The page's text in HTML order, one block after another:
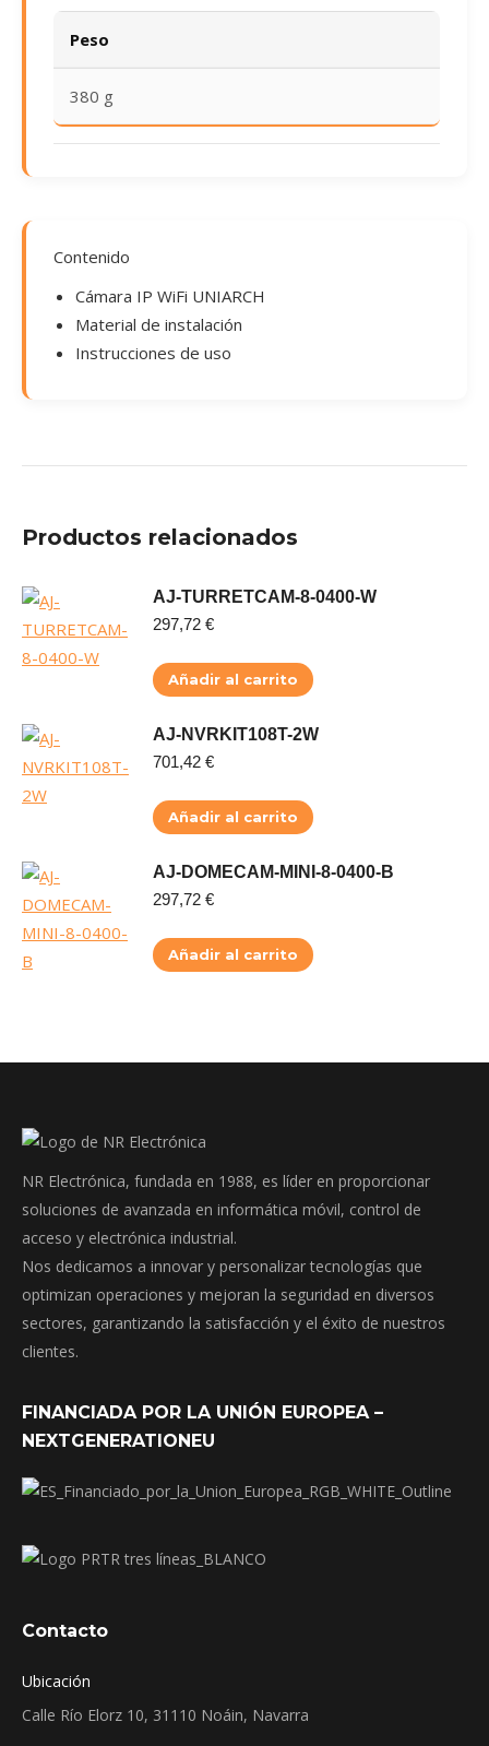
Peso
380 g
Contenido
Cámara IP WiFi UNIARCH
Material de instalación
Instrucciones de uso
Productos relacionados
AJ-TURRETCAM-8-0400-W
297,72 €
Añadir al carrito
AJ-NVRKIT108T-2W
701,42 €
Añadir al carrito
AJ-DOMECAM-MINI-8-0400-B
297,72 €
Añadir al carrito
NR Electrónica, fundada en 1988, es líder en proporcionar
soluciones de avanzada en informática móvil, control de
acceso y electrónica industrial.
Nos dedicamos a innovar y personalizar tecnologías que
optimizan operaciones y mejoran la seguridad en diversos
sectores, garantizando la satisfacción y el éxito de nuestros
clientes.
FINANCIADA POR LA UNIÓN EUROPEA –
NEXTGENERATIONEU
Contacto
Ubicación
Calle Río Elorz 10, 31110 Noáin, Navarra